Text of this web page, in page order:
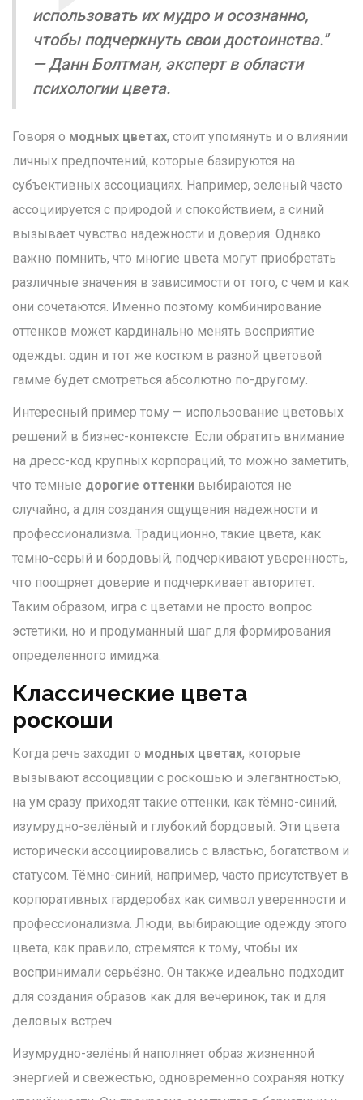
использовать их мудро и осознанно,
чтобы подчеркнуть свои достоинства."
— Данн Болтман, эксперт в области
психологии цвета.
Говоря о модных цветах, стоит упомянуть и о влиянии
личных предпочтений, которые базируются на
субъективных ассоциациях. Например, зеленый часто
ассоциируется с природой и спокойствием, а синий
вызывает чувство надежности и доверия. Однако
важно помнить, что многие цвета могут приобретать
различные значения в зависимости от того, с чем и как
они сочетаются. Именно поэтому комбинирование
оттенков может кардинально менять восприятие
одежды: один и тот же костюм в разной цветовой
гамме будет смотреться абсолютно по-другому.
Интересный пример тому — использование цветовых
решений в бизнес-контексте. Если обратить внимание
на дресс-код крупных корпораций, то можно заметить,
что темные дорогие оттенки выбираются не
случайно, а для создания ощущения надежности и
профессионализма. Традиционно, такие цвета, как
темно-серый и бордовый, подчеркивают уверенность,
что поощряет доверие и подчеркивает авторитет.
Таким образом, игра с цветами не просто вопрос
эстетики, но и продуманный шаг для формирования
определенного имиджа.
Классические цвета
роскоши
Когда речь заходит о модных цветах, которые
вызывают ассоциации с роскошью и элегантностью,
на ум сразу приходят такие оттенки, как тёмно-синий,
изумрудно-зелёный и глубокий бордовый. Эти цвета
исторически ассоциировались с властью, богатством и
статусом. Тёмно-синий, например, часто присутствует в
корпоративных гардеробах как символ уверенности и
профессионализма. Люди, выбирающие одежду этого
цвета, как правило, стремятся к тому, чтобы их
воспринимали серьёзно. Он также идеально подходит
для создания образов как для вечеринок, так и для
деловых встреч.
Изумрудно-зелёный наполняет образ жизненной
энергией и свежестью, одновременно сохраняя нотку